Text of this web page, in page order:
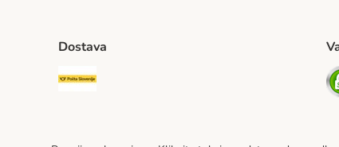
Method
Dostava
Pošta Slovenije Shipping Method